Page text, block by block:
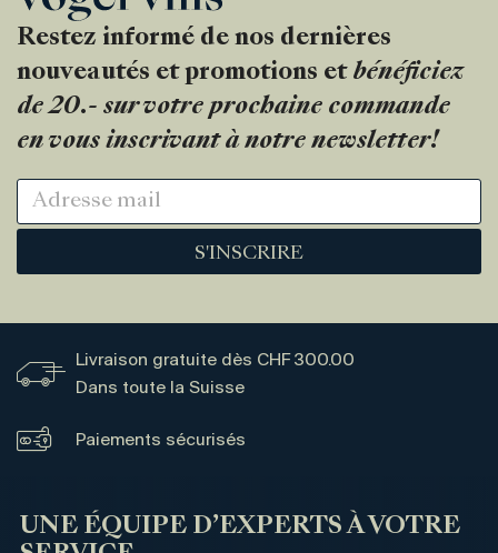
Restez informé de nos dernières
nouveautés et promotions et bénéficiez
de 20.- sur votre prochaine commande
en vous inscrivant à notre newsletter!
S'INSCRIRE
Livraison gratuite dès CHF 300.00
Dans toute la Suisse
Paiements sécurisés
UNE ÉQUIPE D’EXPERTS À VOTRE